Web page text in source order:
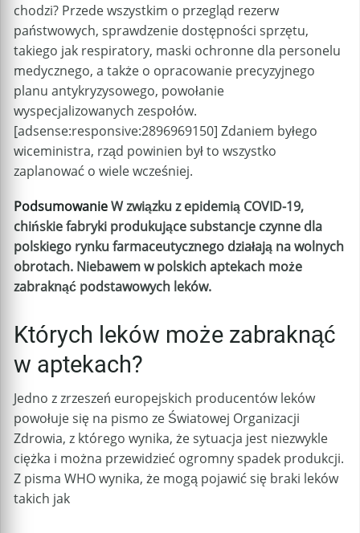
chodzi? Przede wszystkim o przegląd rezerw
państwowych, sprawdzenie dostępności sprzętu,
takiego jak respiratory, maski ochronne dla personelu
medycznego, a także o opracowanie precyzyjnego
planu antykryzysowego, powołanie
wyspecjalizowanych zespołów.
[adsense:responsive:2896969150] Zdaniem byłego
wiceministra, rząd powinien był to wszystko
zaplanować o wiele wcześniej.
PodsumowanieW związku z epidemią COVID-19,
chińskie fabryki produkujące substancje czynne dla
polskiego rynku farmaceutycznego działają na wolnych
obrotach. Niebawem w polskich aptekach może
zabraknąć podstawowych leków.
Których leków może zabraknąć
w aptekach?
Jedno z zrzeszeń europejskich producentów leków
powołuje się na pismo ze Światowej Organizacji
Zdrowia, z którego wynika, że sytuacja jest niezwykle
ciężka i można przewidzieć ogromny spadek produkcji.
Z pisma WHO wynika, że mogą pojawić się braki leków
takich jak